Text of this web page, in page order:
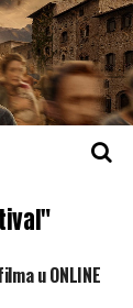
u ONLINE